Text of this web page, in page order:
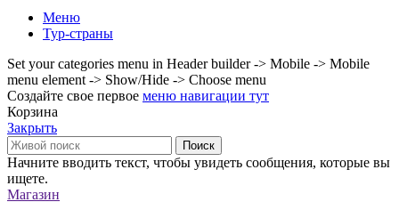
Меню
Тур-страны
Set your categories menu in Header builder -> Mobile -> Mobile
menu element -> Show/Hide -> Choose menu
Создайте свое первое меню навигации тут
Корзина
Закрыть
Поиск
Начните вводить текст, чтобы увидеть сообщения, которые вы
ищете.
Магазин